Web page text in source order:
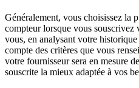
Généralement, vous choisissez la
compteur lorsque vous souscrivez
vous, en analysant votre
compte des critères que vous
votre fournisseur sera en mesure
souscrite la mieux adaptée à vos